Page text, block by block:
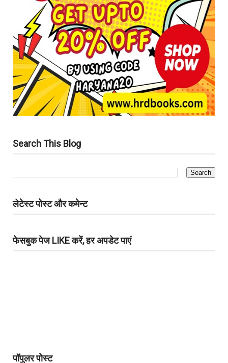
Search This Blog
लेटेस्ट पोस्ट और कमेन्ट
फेसबुक पेज LIKE करें, हर अपडेट पाएं
पॉपुलर पोस्ट